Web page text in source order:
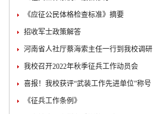
《应征公民体格检查标准》摘要
招收军士政策解答
河南省人社厅蔡海索主任一行到我校调研
我校召开2022年秋季征兵工作动员会
喜报！我校获评“武装工作先进单位”称号
《征兵工作条例》